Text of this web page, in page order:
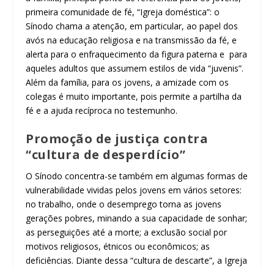
primeira comunidade de fé, “Igreja doméstica”: o
Sínodo chama a atenção, em particular, ao papel dos
avós na educação religiosa e na transmissão da fé, e
alerta para o enfraquecimento da figura paterna e para
aqueles adultos que assumem estilos de vida “juvenis”.
Além da família, para os jovens, a amizade com os
colegas é muito importante, pois permite a partilha da
fé e a ajuda recíproca no testemunho.
Promoção de justiça contra
“cultura de desperdício”
O Sínodo concentra-se também em algumas formas de
vulnerabilidade vividas pelos jovens em vários setores:
no trabalho, onde o desemprego torna as jovens
gerações pobres, minando a sua capacidade de sonhar;
as perseguições até a morte; a exclusão social por
motivos religiosos, étnicos ou econômicos; as
deficiências. Diante dessa “cultura de descarte”, a Igreja